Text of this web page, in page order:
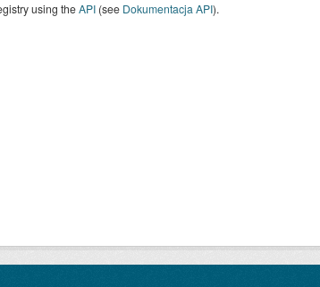
using theAPI(see Dokumentacja API).